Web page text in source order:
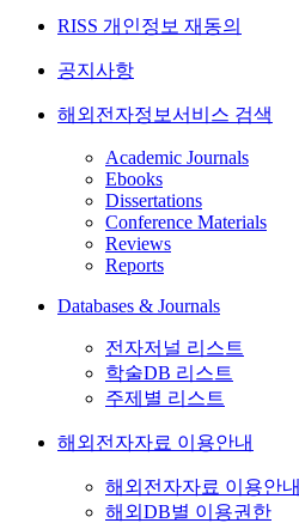
RISS 개인정보 재동의
공지사항
해외전자정보서비스 검색
Academic Journals
Ebooks
Dissertations
Conference Materials
Reviews
Reports
Databases & Journals
전자저널 리스트
학술DB 리스트
주제별 리스트
해외전자자료 이용안내
해외전자자료 이용안내
해외DB별 이용권한